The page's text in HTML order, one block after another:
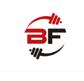
содержанию